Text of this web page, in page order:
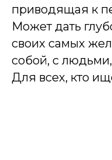
приводящая к
Может дать
своих самых
собой, с
Для всех, кто